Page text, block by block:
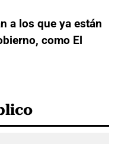
a los que ya están
como El